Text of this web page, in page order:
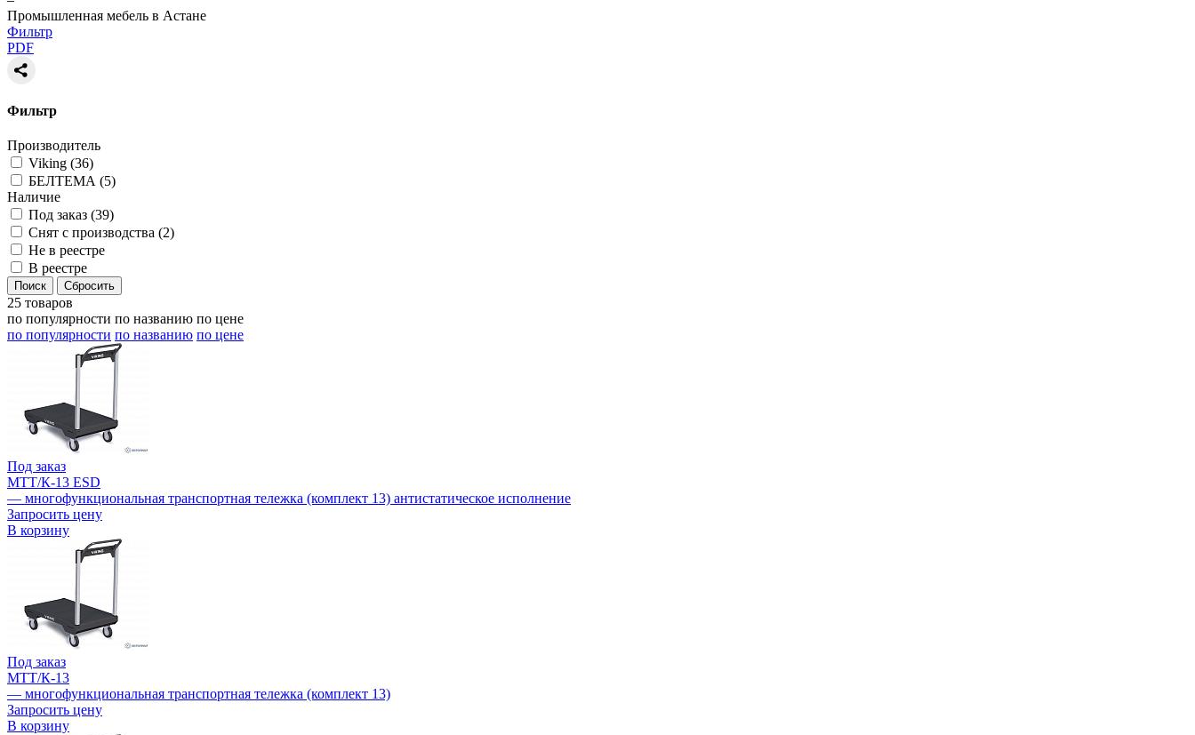
Промышленная мебель в Астане
Фильтр
PDF
Фильтр
Производитель
Viking (36)
БЕЛТЕМА (5)
Наличие
Под заказ (39)
Снят с производства (2)
Не в реестре
В реестре
25 товаров
по популярности по названию по цене
по популярности по названию по цене
Под заказ
МТТ/К-13 ESD
— многофункциональная транспортная тележка (комплект 13) антистатическое исполнение
Запросить цену
В корзину
Под заказ
МТТ/К-13
— многофункциональная транспортная тележка (комплект 13)
Запросить цену
В корзину